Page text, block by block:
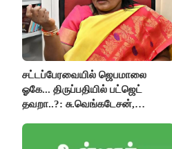
சட்டப்பேரவையில் ஜெபமாலை
ஓகே... திருப்பதியில் பட்ஜெட்
தவறா..?: சு.வெங்கடேசன்,